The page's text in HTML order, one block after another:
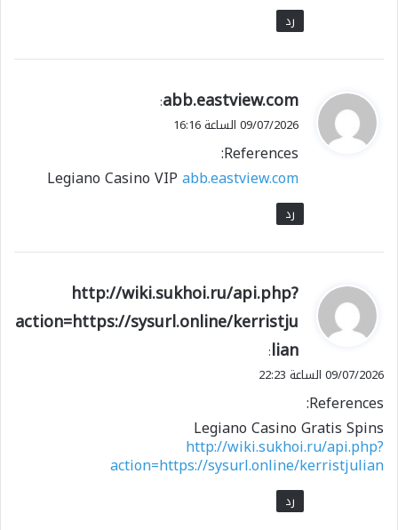
رد
ي
ق
ل
abb.eastview.com
:
09/07/2026 الساعة 16:16
References:
Legiano Casino VIPabb.eastview.com
رد
ي
و
ل
http://wiki.sukhoi.ru/api.php?
action=https://sysurl.online/kerristju
lian
:
09/07/2026 الساعة 22:23
References:
Legiano Casino Gratis Spins
http://wiki.sukhoi.ru/api.php?
action=https://sysurl.online/kerristjulian
رد